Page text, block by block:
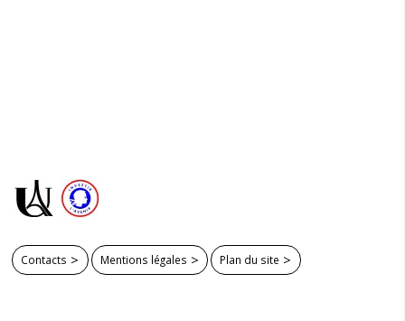
Contacts Mentions légales Plan du site